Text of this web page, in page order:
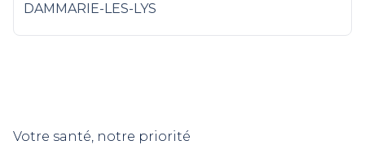
DAMMARIE-LES-LYS
Votre santé, notre priorité